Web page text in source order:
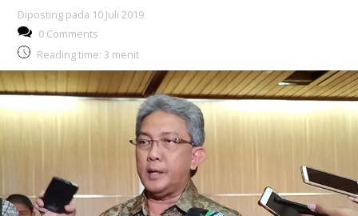
Diposting pada 10 Juli 2019
0 Comments
Reading time: 3 menit